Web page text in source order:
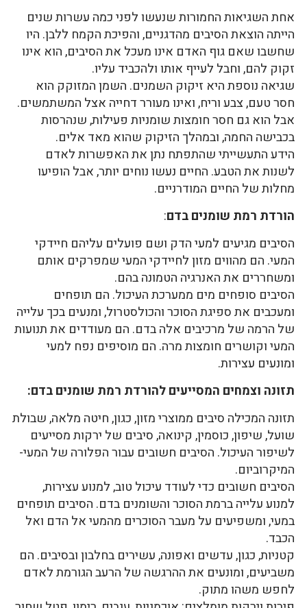
אחת השגיאות החמורות שנעשו לפני כמה עשרות שנים
הייתה הוצאת הסיבים מהדגניים, והפיכת הקמח ללבן. היו
שחשבו שאם גוף האדם אינו מעכל את הסיבים, הוא אינו
זקוק להם, וחבל לעייף אותו ולהכביד עליו.
שגיאה נוספת היא זיקוק השמנים. השמן המזוקק הוא
חסר טעם, צבע וריח, ואינו מעורר דחייה אצל המשתמשים.
אבל הוא גם חסר חומצות שומניות פעילות, שנהרסות
בכבישה החמה, ובמהלך הזיקוק שהוא מאד אלים.
הידע התעשייתי שהתפתח נתן את האפשרות לאדם
לשנות את הטבע. החיים נעשו נוחים יותר, אבל הופיעו
מחלות של החיים המודרניים.
הורדת רמת שומנים בדם:
הסיבים מגיעים למעי הדק ושם פועלים עליהם חיידקי
המעי. הם מהווים מזון לחיידקי המעי שמפרקים אותם
ומשחררים את האנרגיה הטמונה בהם.
הסיבים סופחים מים ממערכת העיכול. הם תופחים
ומעכבים את ספיגת הסוכר והכולסטרול, ומנעים בכך עלייה
של הרמה של מרכיבים אלה בדם. הם מעודדים את תנועות
המעי וקושרים חומצות מרה. הם מוסיפים נפח למעי
ומונעים עצירות.
תזונה וצמחים המסייעים להורדת רמת שומנים בדם:
תזונה המכילה סיבים ממוצרי מזון, כגון, חיטה מלאה, שבולת
שועל, שיפון, כוסמין, קינואה, סיבים של ירקות מסייעים
לשיפור העיכול. הסיבים חשובים עבור הפלורה של המעי-
המיקרוביום.
הסיבים חשובים כדי לעודד עיכול טוב, למנוע עצירות,
למנוע עלייה ברמת הסוכר והשומנים בדם. הסיבים תופחים
במעי, ומשפיעים על מעבר הסוכרים מהמעי אל הדם ואל
הכבד.
קטניות, כגון, עדשים ואפונה, עשירים בחלבון ובסיבים. הם
משביעים, ומונעים את ההרגשה של הרעב הגורמת לאדם
לחפש משהו מתוק.